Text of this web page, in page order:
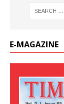
E-MAGAZINE